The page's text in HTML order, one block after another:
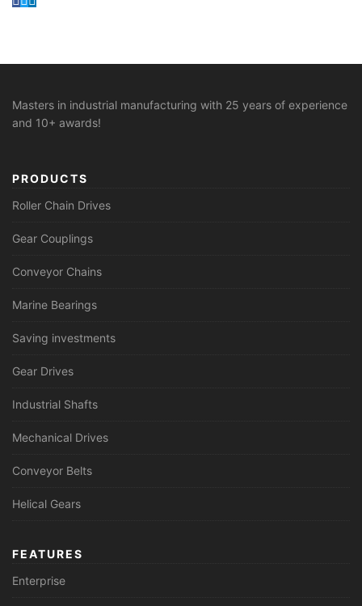
Masters in industrial manufacturing with 25 years of experience
and 10+ awards!
PRODUCTS
Roller Chain Drives
Gear Couplings
Conveyor Chains
Marine Bearings
Saving investments
Gear Drives
Industrial Shafts
Mechanical Drives
Conveyor Belts
Helical Gears
FEATURES
Enterprise